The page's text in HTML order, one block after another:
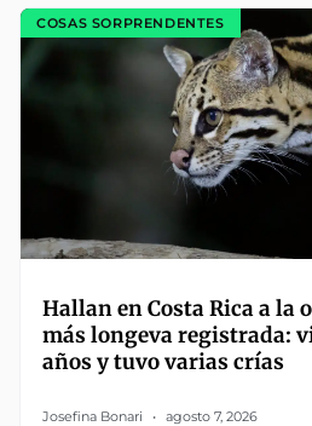
COSAS SORPRENDENTES
Hallan en Costa Rica a la
más longeva registrada:
años y tuvo varias crías
Josefina Bonari agosto 7, 2026